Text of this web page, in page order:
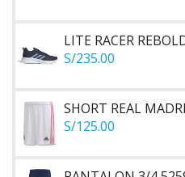
LITE RACER
S/235.00
SHORT REAL
S/125.00